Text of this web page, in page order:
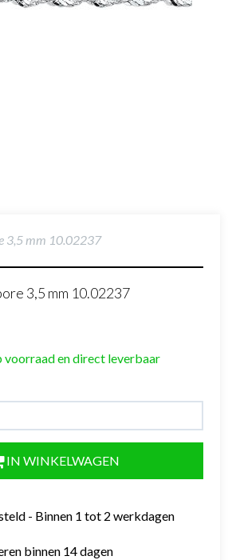
3,5 mm 10.02237
3,5 mm 10.02237
voorraad en direct leverbaar
IN WINKELWAGEN
- Binnen 1 tot 2 werkdagen
binnen 14 dagen